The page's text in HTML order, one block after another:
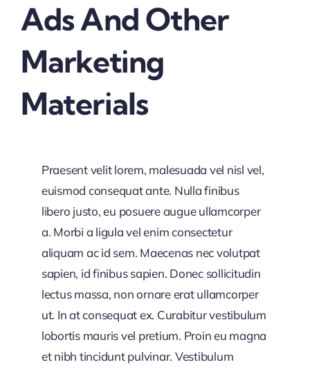
Ads And Other
Marketing
Materials
Praesent velit lorem, malesuada vel nisl vel,
euismod consequat ante. Nulla finibus
libero justo, eu posuere augue ullamcorper
a. Morbi a ligula vel enim consectetur
aliquam ac id sem. Maecenas nec volutpat
sapien, id finibus sapien. Donec sollicitudin
lectus massa, non ornare erat ullamcorper
ut. In at consequat ex. Curabitur vestibulum
lobortis mauris vel pretium. Proin eu magna
et nibh tincidunt pulvinar. Vestibulum